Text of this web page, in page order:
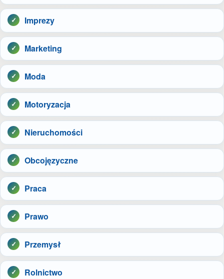
Imprezy
Marketing
Moda
Motoryzacja
Nieruchomości
Obcojęzyczne
Praca
Prawo
Przemysł
Rolnictwo